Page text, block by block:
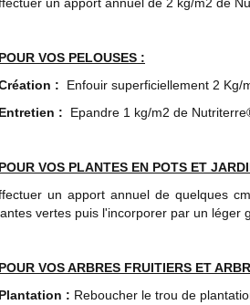
POUR VOS PELOUSES :
: Enfouir superficiellement 2 Kg/
:
Epandre 1 kg/m2 de
POUR VOS PLANTES EN POTS ET
un apport annuel de quelques
vertes puis l'incorporer par un léger
POUR VOS ARBRES FRUITIERS ET
: Reboucher le trou de